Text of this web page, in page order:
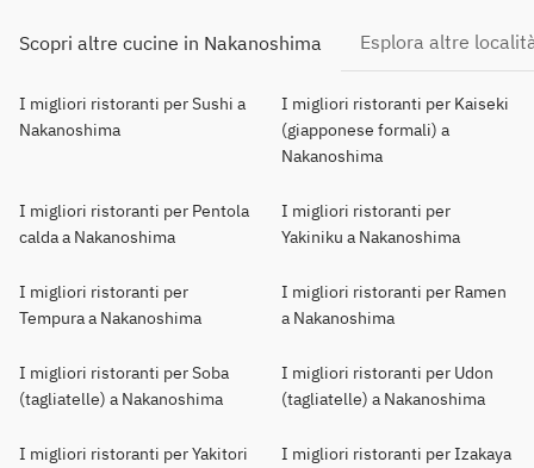
Scopri altre cucine in Nakanoshima Esplora altre
I migliori ristoranti per Sushi a
Nakanoshima
I migliori ristoranti per Kaiseki
(giapponese formali) a
Nakanoshima
I migliori ristoranti per Pentola
calda a Nakanoshima
I migliori ristoranti per
Yakiniku a Nakanoshima
I migliori ristoranti per
Tempura a Nakanoshima
I migliori ristoranti per Ramen
a Nakanoshima
I migliori ristoranti per Soba
(tagliatelle) a Nakanoshima
I migliori ristoranti per Udon
(tagliatelle) a Nakanoshima
I migliori ristoranti per Yakitori
I migliori ristoranti per Izakaya